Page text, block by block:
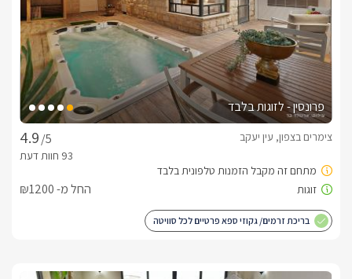
פרונסין - לזוגות בלבד
/5
צימרים בצפון, עין יעקב
החל מ- ₪1200
בריכת זרמים/ גקוזי ספא פרטיים לכל סוויטה